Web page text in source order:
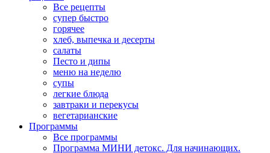
Все рецепты
супер быстро
горячее
хлеб, выпечка и десерты
салаты
Песто и дипы
меню на неделю
супы
легкие блюда
завтраки и перекусы
вегетарианские
Программы
Все программы
Программа МИНИ детокс. Для начинающих.